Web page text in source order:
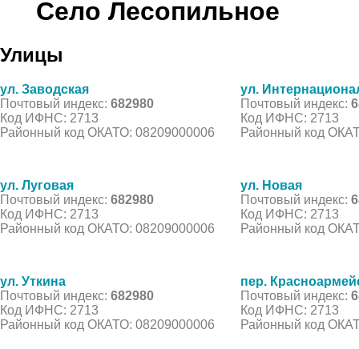
Село Лесопильное
Улицы
ул. Заводская
Почтовый индекс: 682980
Код ИФНС: 2713
Районный код ОКАТО: 08209000006
ул.
Почтовый индекс:
Код ИФНС: 2713
Районный код
ул. Луговая
Почтовый индекс: 682980
Код ИФНС: 2713
Районный код ОКАТО: 08209000006
ул. Новая
Почтовый индекс:
Код ИФНС: 2713
Районный код
ул. Уткина
Почтовый индекс: 682980
Код ИФНС: 2713
Районный код ОКАТО: 08209000006
пер.
Почтовый индекс:
Код ИФНС: 2713
Районный код